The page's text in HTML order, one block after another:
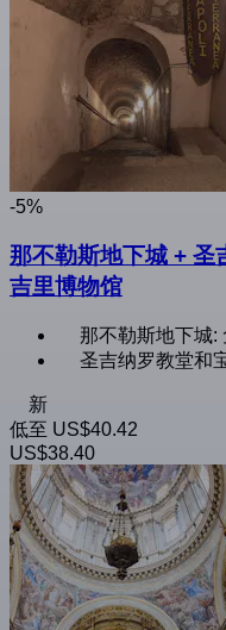
-5%
那不勒斯地下城 + 圣
吉里博物馆
那不勒斯地下城:
圣吉纳罗教堂和
新
低至 US$40.42
US$38.40